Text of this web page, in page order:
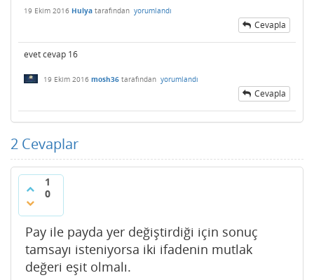
19 Ekim 2016 Hulya tarafından yorumlandı
Cevapla
evet cevap 16
19 Ekim 2016 mosh36 tarafından yorumlandı
Cevapla
2 Cevaplar
1
0
Pay ile payda yer değiştirdiği için sonuç
tamsayı isteniyorsa iki ifadenin mutlak
değeri eşit olmalı.